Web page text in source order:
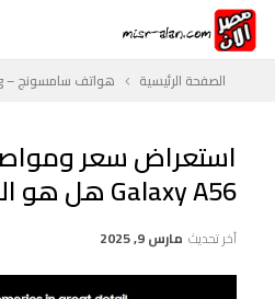
الصفحة الرئيسية هواتف سامسونج – Samsung
Galaxy A56 هل هو الخيار الأفضل
آخر تحديث مارس 9, 2025